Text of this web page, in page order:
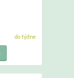
do týdne